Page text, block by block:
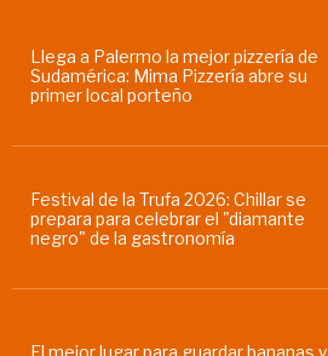
Llega a Palermo la mejor pizzería de
Sudamérica: Mima Pizzería abre su
primer local porteño
Festival de la Trufa 2026: Chillar se
prepara para celebrar el "diamante
negro" de la gastronomía